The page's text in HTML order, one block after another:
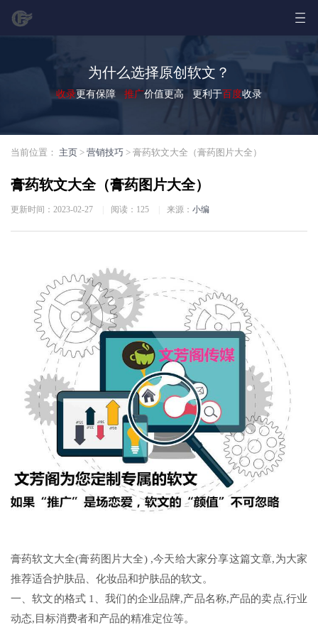
为什么选择原创软文？
收录更有保障 推广价值更高 更利于百度收录
当前位置： 主页 > 营销技巧 > 膏药软文大全（膏药图片大全）
膏药软文大全（膏药图片大全）
更新时间：2023-02-27 阅读： 125 来源： 小编
膏药软文大全(膏药图片大全) ,今天给大家分享这篇文章,为大家
推荐适合护肤品、化妆品和护肤品的软文。
一、软文的格式 1、我们的企业品牌,产品名称,产品的卖点,行业
动态,目标消费者和产品的精准定位等。